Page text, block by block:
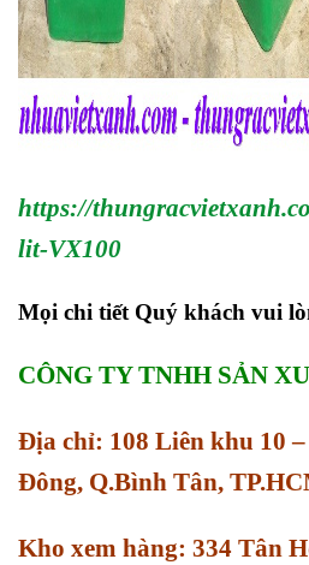
https://
lit-VX100
Mọi chi tiết Quý khách vui
CÔNG TY TNHH SẢN
Địa chỉ: 108 Liên khu 10
Đông, Q.Bình Tân,
Kho xem hàng: 334 Tân